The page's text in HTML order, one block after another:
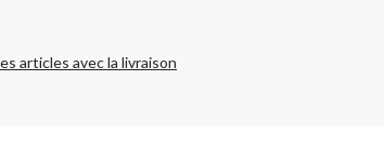
articles avec la livraison